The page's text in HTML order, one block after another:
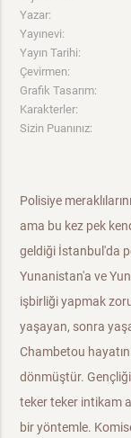
Yazar:
Yayınevi:
Yayın Tarihi:
Çevirmen:
Grafik Tasarım:
Karakterler:
Sizin Puanınız:
Polisiye
ama bu kez pek
geldiği İstanbul'da
Yunanistan'a ve
işbirliği yapmak
yaşayan, sonra
Chambetou
dönmüştür.
teker teker intikam
bir yöntemle.